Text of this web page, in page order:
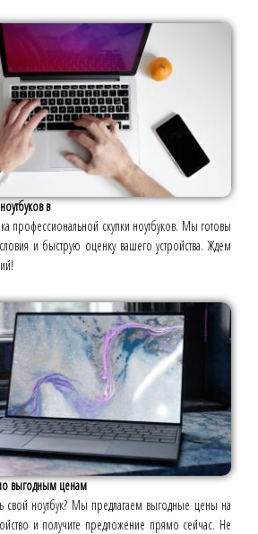
в
профессиональной скупки ноутбуков. Мы готовы
и быструю оценку вашего устройства. Ждем
по выгодным ценам
свой ноутбук? Мы предлагаем выгодные цены на
и получите предложение прямо сейчас. Не